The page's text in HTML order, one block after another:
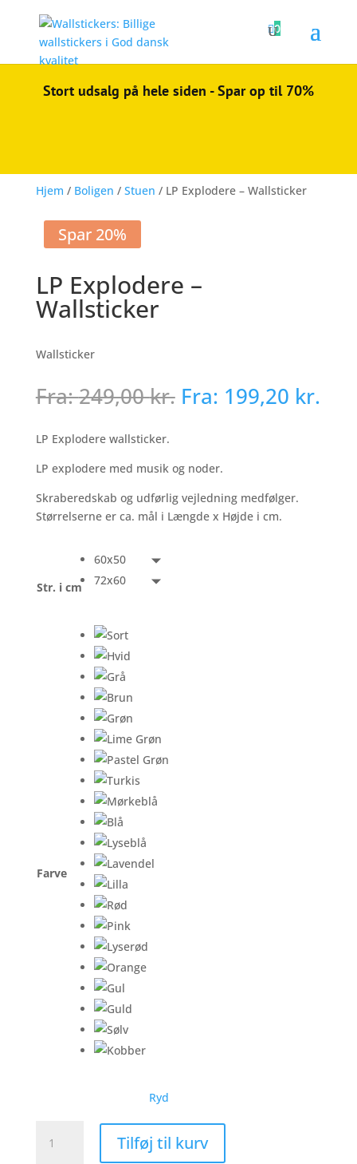
0
Stort udsalg på hele siden - Spar op til 70%
Hjem / Boligen / Stuen / LP Explodere – Wallsticker
Spar 20%
LP Explodere –
Wallsticker
Wallsticker
Fra:249,00kr. Fra: 199,20 kr.
LP Explodere wallsticker.
LP explodere med musik og noder.
Skraberedskab og udførlig vejledning medfølger.
Størrelserne er ca. mål i Længde x Højde i cm.
Str. i cm
60x50
72x60
Farve
Ryd
Explodere
Tilføj til kurv